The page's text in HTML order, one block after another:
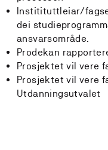
Institituttleiar/
dei
ansvarsområde.
Prodekan
Prosjektet vil vere
Prosjektet vil vere
Utdanningsutvalet